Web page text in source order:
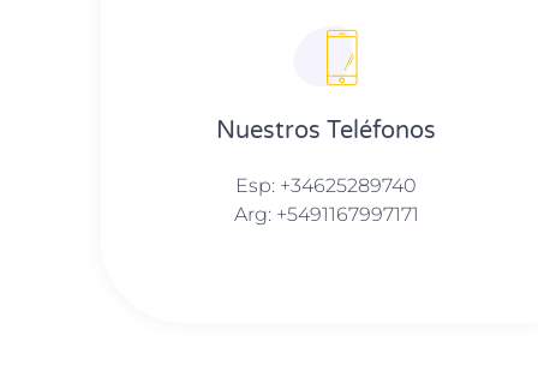
Nuestros Teléfonos
Esp: +34625289740
Arg: +5491167997171